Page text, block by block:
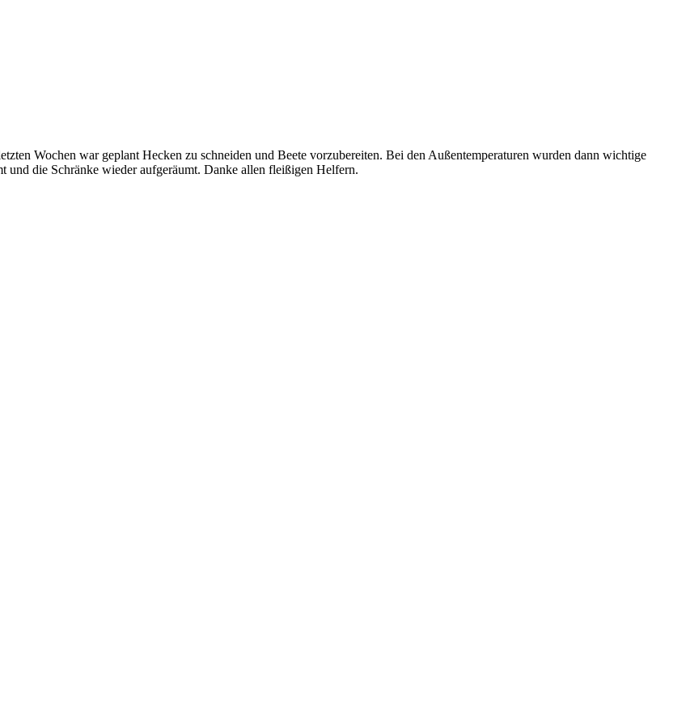
Wochen war geplant Hecken zu schneiden und Beete vorzubereiten. Bei den Außentemperaturen wurden dann wichtige
die Schränke wieder aufgeräumt. Danke allen fleißigen Helfern.